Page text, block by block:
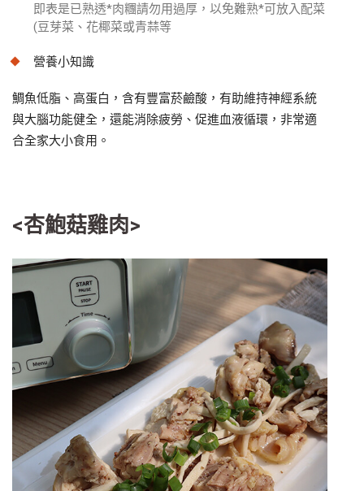
即表是已熟透*肉糰請勿用過厚，以免難熟*可放入配菜
(豆芽菜、花椰菜或青蒜等
營養小知識
鯛魚低脂、高蛋白，含有豐富菸鹼酸，有助維持神經系統
與大腦功能健全，還能消除疲勞、促進血液循環，非常適
合全家大小食用。
<杏鮑菇雞肉>